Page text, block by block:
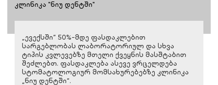
კლინიკა "ნიუ დენტში"
„ევექსში“ 50%-მდე ფასდაკლებით
სარგებლობას ლაბორატორიულ და სხვა
ტიპის კვლევებზე მთელი ქვეყნის მასშტაბით
შეძლებთ. ფასდაკლება ასევე ვრცელდება
სტომატოლოგიურ მომსახურებებზე კლინიკა
„ნიუ დენტში“.